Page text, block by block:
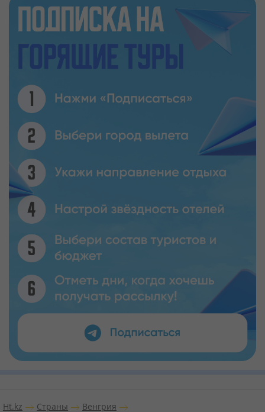
Ht.kz Страны Венгрия